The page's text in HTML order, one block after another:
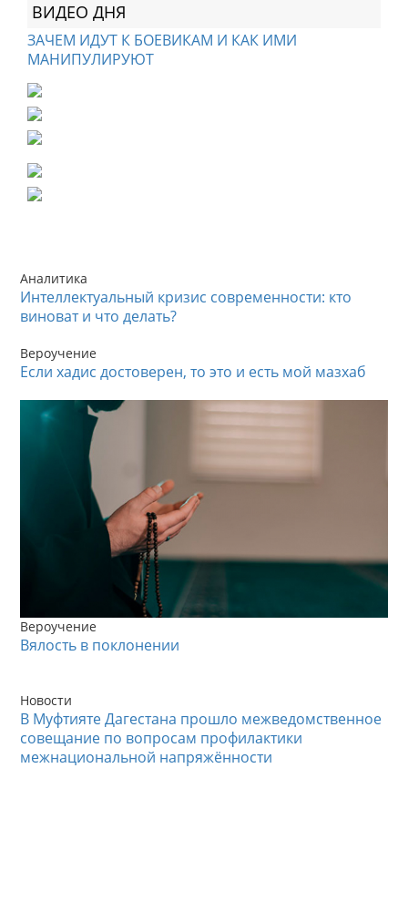
ВИДЕО ДНЯ
ЗАЧЕМ ИДУТ К БОЕВИКАМ И КАК ИМИ
МАНИПУЛИРУЮТ
Аналитика
Интеллектуальный кризис современности: кто
виноват и что делать?
Вероучение
Если хадис достоверен, то это и есть мой мазхаб
Вероучение
Вялость в поклонении
Новости
В Муфтияте Дагестана прошло межведомственное
совещание по вопросам профилактики
межнациональной напряжённости